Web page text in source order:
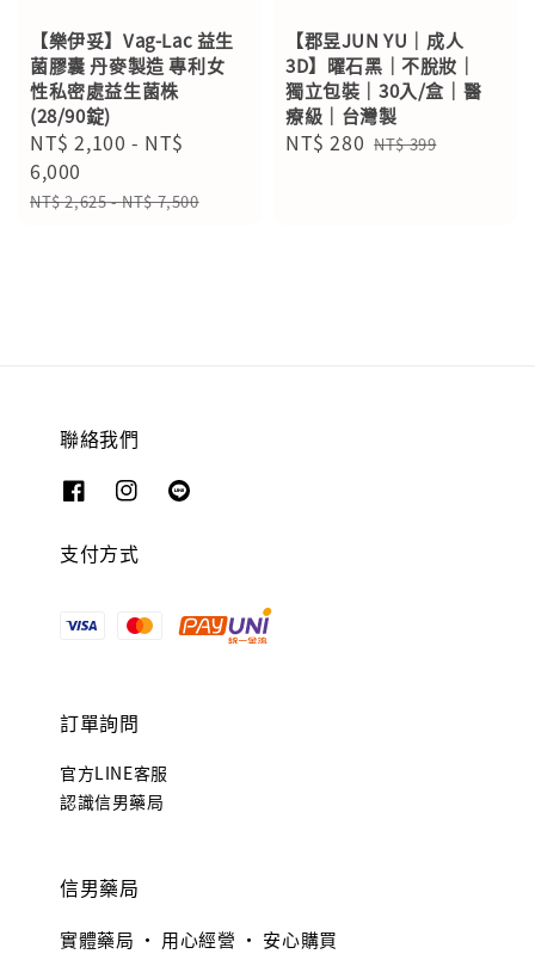
【樂伊妥】Vag-Lac 益生
菌膠囊 丹麥製造 專利女
性私密處益生菌株
(28/90錠)
Sale
price
NT$ 2,100 - NT$
6,000
Regular
NT$ 2,625-NT$ 7,500
【郡昱JUN YU｜成人
3D】曜石黑｜不脫妝｜
獨立包裝｜30入/盒｜醫
療級｜台灣製
Sale
NT$ 280 Regular
NT$ 399
聯絡我們
支付方式
訂單詢問
官方LINE客服
認識信男藥局
信男藥局
實體藥局 · 用心經營 · 安心購買